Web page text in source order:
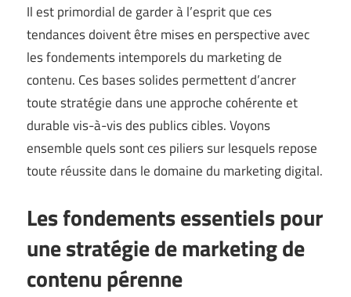
Il est primordial de garder à l’esprit que ces
tendances doivent être mises en perspective avec
les fondements intemporels du marketing de
contenu. Ces bases solides permettent d’ancrer
toute stratégie dans une approche cohérente et
durable vis-à-vis des publics cibles. Voyons
ensemble quels sont ces piliers sur lesquels repose
toute réussite dans le domaine du marketing digital.
Les fondements essentiels pour
une stratégie de marketing de
contenu pérenne